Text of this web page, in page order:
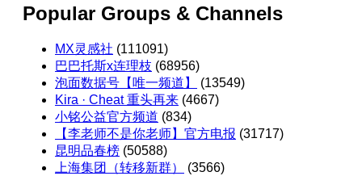
Popular Groups & Channels
MX灵感社 (111091)
巴巴托斯x连理枝 (68956)
泡面数据号【唯一频道】
(13549)
Kira · Cheat 重头再来 (4667)
小铭公益官方频道 (834)
【李老师不是你老师】官方电报 (31717)
昆明品春榜 (50588)
上海集团（转移新群）
(3566)